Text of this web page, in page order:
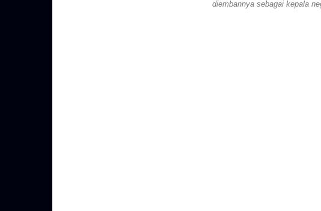
diembannya sebagai kepala